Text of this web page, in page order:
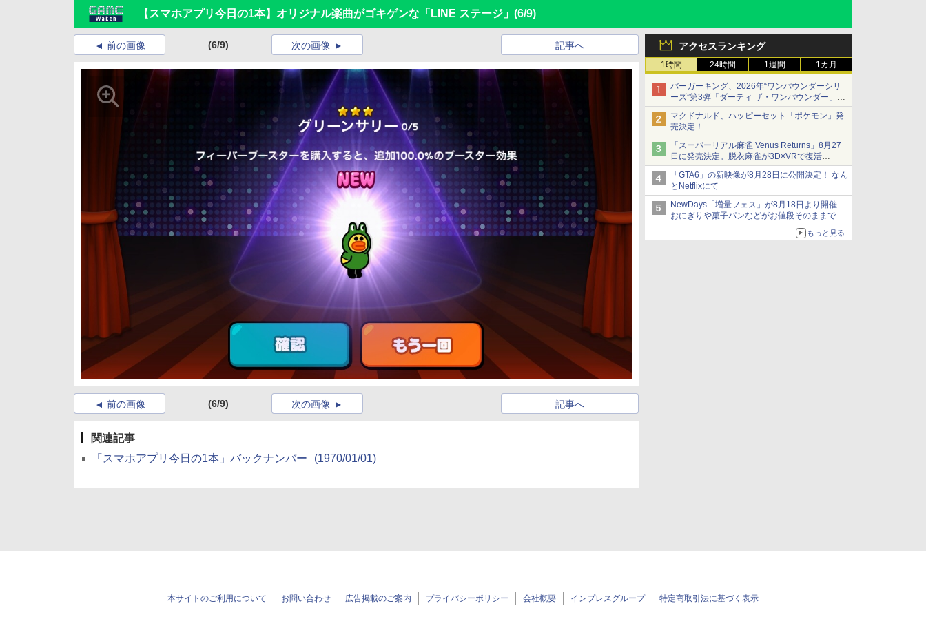
【スマホアプリ今日の1本】オリジナル楽曲がゴキゲンな「LINE ステージ」 (6/9)
アクセスランキング
1時間 24時間 1週間 1カ月
バーガーキング、2026年“ワンパウンダーシリ
ーズ”第3弾「ダーティ ザ・ワンパウンダー」を
8月7日発売
「特製ガーリックマヨソース」を使用した超大
型チーズバーガー
マクドナルド、ハッピーセット「ポケモン」発
売決定！
ポケモン30周年記念で30匹が大集合
「スーパーリアル麻雀 Venus Returns」8月27
日に発売決定。脱衣麻雀が3D×VRで復活
発売から2週間は20%オフになるセールが実施
「GTA6」の新映像が8月28日に公開決定！ なん
とNetflixにて
NewDays「増量フェス」が8月18日より開催
おにぎりや菓子パンなどがお値段そのままで最
もっと見る
前の画像 (6/9) 記事へ
次の画像
前の画像 (6/9) 記事へ
次の画像
関連記事
「スマホアプリ今日の1本」バックナンバー
(1970/01/01)
本サイトのご利用について お問い合わせ 広告掲載のご案内 プライバシーポリシー 会社概要 インプレスグループ 特定商取引法に基づく表示